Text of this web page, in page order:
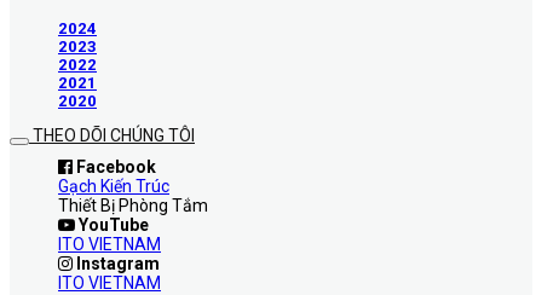
2024
2023
2022
2021
2020
THEO DÕI CHÚNG TÔI
Facebook
Gạch Kiến Trúc
Thiết Bị Phòng Tắm
YouTube
ITO VIETNAM
Instagram
ITO VIETNAM